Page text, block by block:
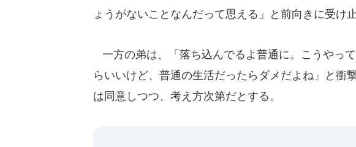
ょうがないことなんだって思える」と前向きに受け止
一方の弟は、「落ち込んでるよ普通に。こうやっ
らいいけど、普通の生活だったらダメだよね」と衝
は同意しつつ、考え方次第だとする。